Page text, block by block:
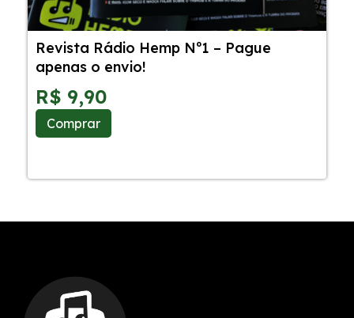
Revista Rádio Hemp Nº1 – Pague
apenas o envio!
R$ 9,90
Comprar